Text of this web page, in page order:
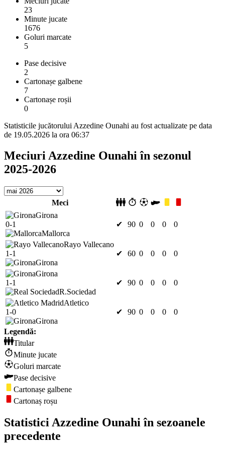
23
Minute jucate
1676
Goluri marcate
5
Pase decisive
2
Cartonașe galbene
7
Cartonașe roșii
0
Statisticile jucătorului Azzedine Ounahi au fost actualizate pe data
de 19.05.2026 la ora 06:37
Meciuri Azzedine Ounahi în sezonul
2025-2026
Meci
Girona
0-1
Mallorca
✔ 90 0 0 0 0
Rayo Vallecano
1-1
Girona
✔ 60 0 0 0 0
Girona
1-1
R.Sociedad
✔ 90 0 0 0 0
Atletico
1-0
Girona
✔ 90 0 0 0 0
Legendă:
Titular
Minute jucate
Goluri marcate
Pase decisive
Cartonașe galbene
Cartonaș roșu
Statistici Azzedine Ounahi în sezoanele
precedente